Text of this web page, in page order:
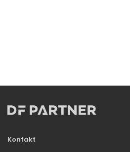
Kontakt